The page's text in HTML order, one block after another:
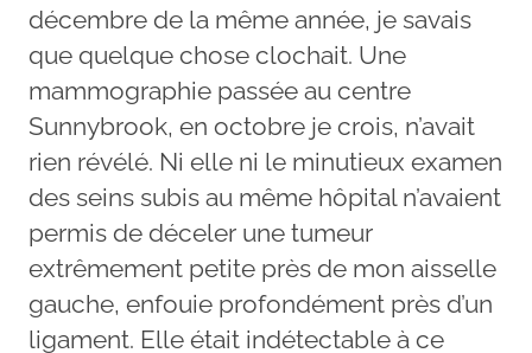
décembre de la même année, je savais
que quelque chose clochait. Une
mammographie passée au centre
Sunnybrook, en octobre je crois, n’avait
rien révélé. Ni elle ni le minutieux examen
des seins subis au même hôpital n’avaient
permis de déceler une tumeur
extrêmement petite près de mon aisselle
gauche, enfouie profondément près d’un
ligament. Elle était indétectable à ce